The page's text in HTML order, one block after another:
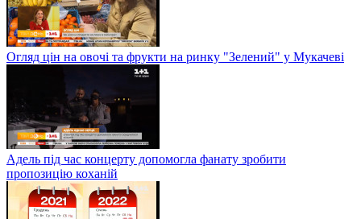
Огляд цін на овочі та фрукти на ринку "Зелений" у Мукачеві
Адель під час концерту допомогла фанату зробити
пропозицію коханій